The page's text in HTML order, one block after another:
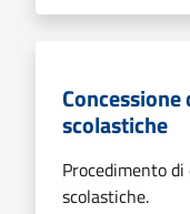
scolastiche
Procedimento
scolastiche.